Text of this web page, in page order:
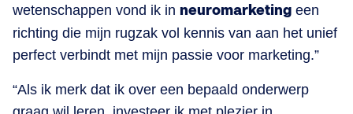
wetenschappen vond ik in neuromarketing een
richting die mijn rugzak vol kennis van aan het unief
perfect verbindt met mijn passie voor marketing.”
“Als ik merk dat ik over een bepaald onderwerp